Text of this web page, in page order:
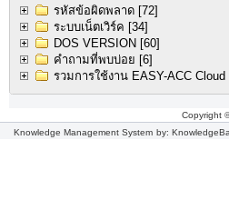
รหัสข้อผิดพลาด [72]
ระบบเน็ตเวิร์ค [34]
DOS VERSION [60]
คำถามที่พบบ่อย [6]
รวมการใช้งาน EASY-ACC Cloud
Copyright
Knowledge Management System by: